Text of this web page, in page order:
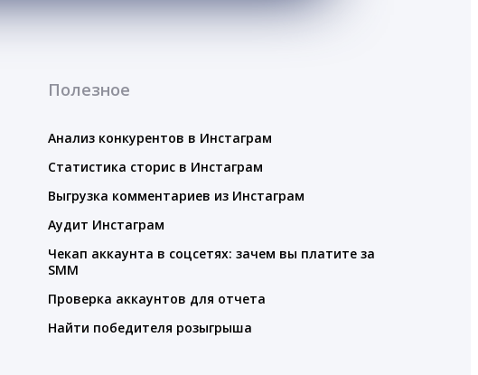
Полезное
Анализ конкурентов в Инстаграм
Статистика сторис в Инстаграм
Выгрузка комментариев из Инстаграм
Аудит Инстаграм
Чекап аккаунта в соцсетях: зачем вы платите за
SMM
Проверка аккаунтов для отчета
Найти победителя розыгрыша